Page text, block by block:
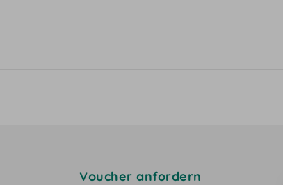
Voucher anfordern